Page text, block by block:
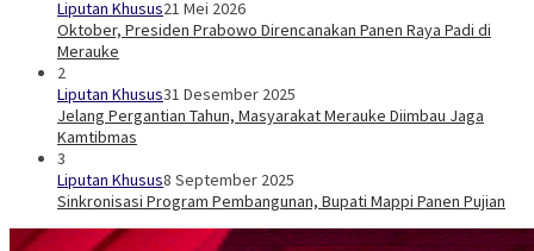
Liputan Khusus21 Mei 2026
Oktober, Presiden Prabowo Direncanakan Panen Raya Padi di
Merauke
2
Liputan Khusus31 Desember 2025
Jelang Pergantian Tahun, Masyarakat Merauke Diimbau Jaga
Kamtibmas
3
Liputan Khusus8 September 2025
Sinkronisasi Program Pembangunan, Bupati Mappi Panen Pujian